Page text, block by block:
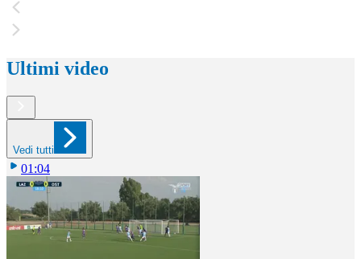
Ultimi video
Vedi tutti
01:04